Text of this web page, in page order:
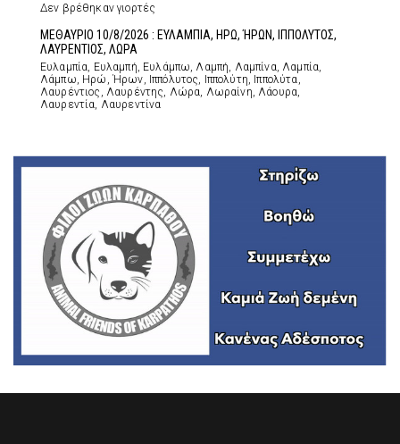
Δεν βρέθηκαν γιορτές
ΜΕΘΑΥΡΙΟ 10/8/2026 : ΕΥΛΑΜΠΙΑ, ΗΡΩ, ΉΡΩΝ, ΙΠΠΟΛΥΤΟΣ,
ΛΑΥΡΕΝΤΙΟΣ, ΛΩΡΑ
Ευλαμπία, Ευλαμπή, Ευλάμπω, Λαμπή, Λαμπίνα, Λαμπία,
Λάμπω, Ηρώ, Ήρων, Ιππόλυτος, Ιππολύτη, Ιππολύτα,
Λαυρέντιος, Λαυρέντης, Λώρα, Λωραίνη, Λάουρα,
Λαυρεντία, Λαυρεντίνα